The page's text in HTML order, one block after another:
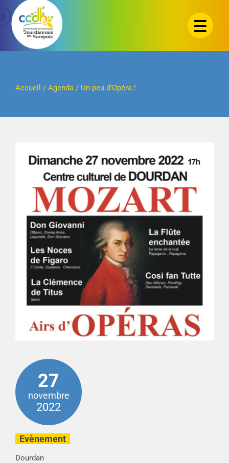
Passer
contenu
Accueil / Agenda/ Un peu d’Opéra !
27
novembre
2022
Evènement
Dourdan